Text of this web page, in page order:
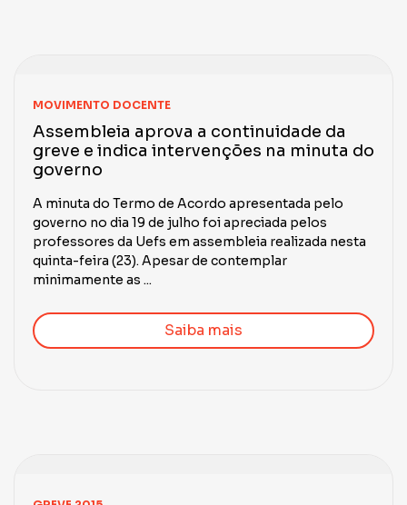
MOVIMENTO DOCENTE
Assembleia aprova a continuidade da
greve e indica intervenções na minuta do
governo
A minuta do Termo de Acordo apresentada pelo
governo no dia 19 de julho foi apreciada pelos
professores da Uefs em assembleia realizada nesta
quinta-feira (23). Apesar de contemplar
minimamente as ...
Saiba mais